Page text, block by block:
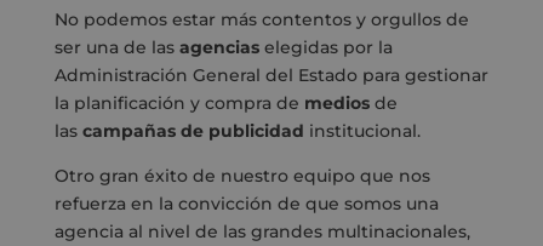
No podemos estar más contentos y orgullos de
ser una de las agenciaselegidas por la
Administración General del Estado para gestionar
la planificación y compra de mediosde
las campañasde publicidad institucional.
Otro gran éxito de nuestro equipo que nos
refuerza en la convicción de que somos una
agencia al nivel de las grandes multinacionales,